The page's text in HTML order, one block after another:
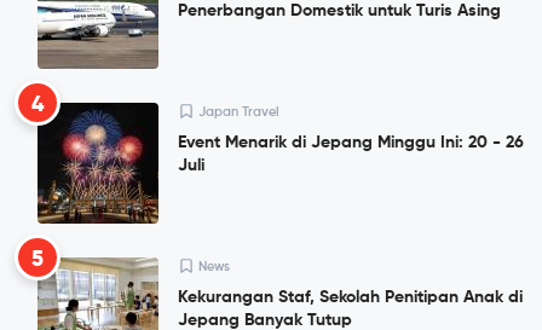
Penerbangan Domestik untuk Turis Asing
4 Japan Travel
Event Menarik di Jepang Minggu Ini: 20 - 26
Juli
5 News
Kekurangan Staf, Sekolah Penitipan Anak di
Jepang Banyak Tutup